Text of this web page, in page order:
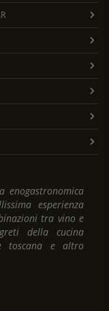
enogastronomica
esperienza
tra vino e
della cucina
toscana e altro